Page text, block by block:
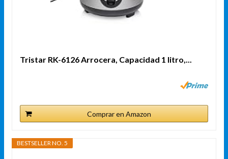
Tristar RK-6126 Arrocera, Capacidad 1 litro,...
Comprar en Amazon
BESTSELLER NO. 5